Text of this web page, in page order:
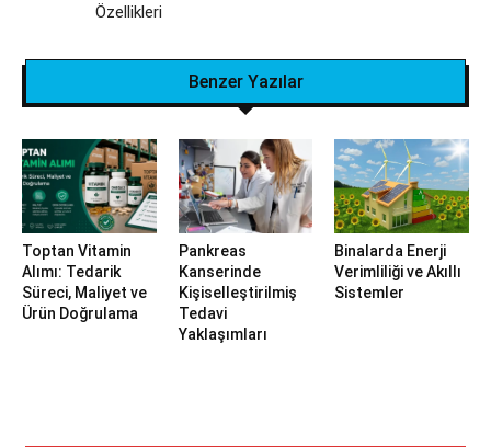
Özellikleri
Benzer Yazılar
Toptan Vitamin
Alımı: Tedarik
Süreci, Maliyet ve
Ürün Doğrulama
Pankreas
Kanserinde
Kişiselleştirilmiş
Tedavi
Yaklaşımları
Binalarda Enerji
Verimliliği ve Akıllı
Sistemler